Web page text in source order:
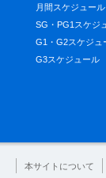
月間スケジュール
SG・PG1スケジ
G1・G2スケジュ
G3スケジュール
本サイトについて